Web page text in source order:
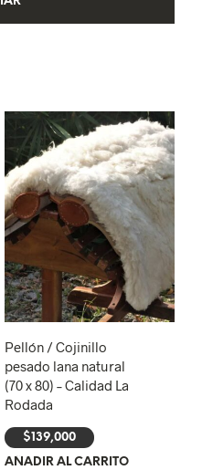
Pellón / Cojinillo
pesado lana natural
(70 x 80) – Calidad La
Rodada
$ 139,000
AÑADIR AL CARRITO